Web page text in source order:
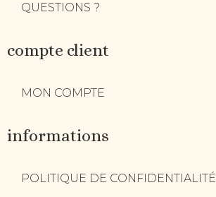
QUESTIONS ?
compte client
MON COMPTE
informations
POLITIQUE DE CONFIDENTIALITÉ